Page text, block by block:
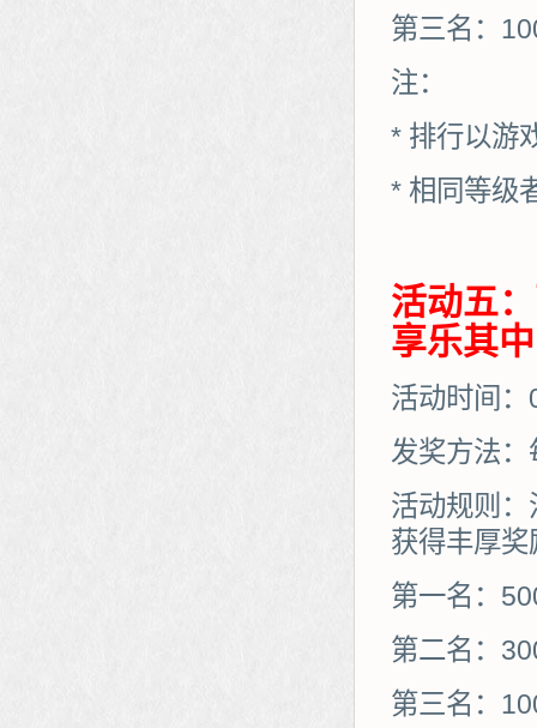
第三名：
注：
* 排行以游
* 相同等级
活动五
享乐其中
活动时间
发奖方法：
活动规则
获得丰厚
第一名：
第二名：
第三名：